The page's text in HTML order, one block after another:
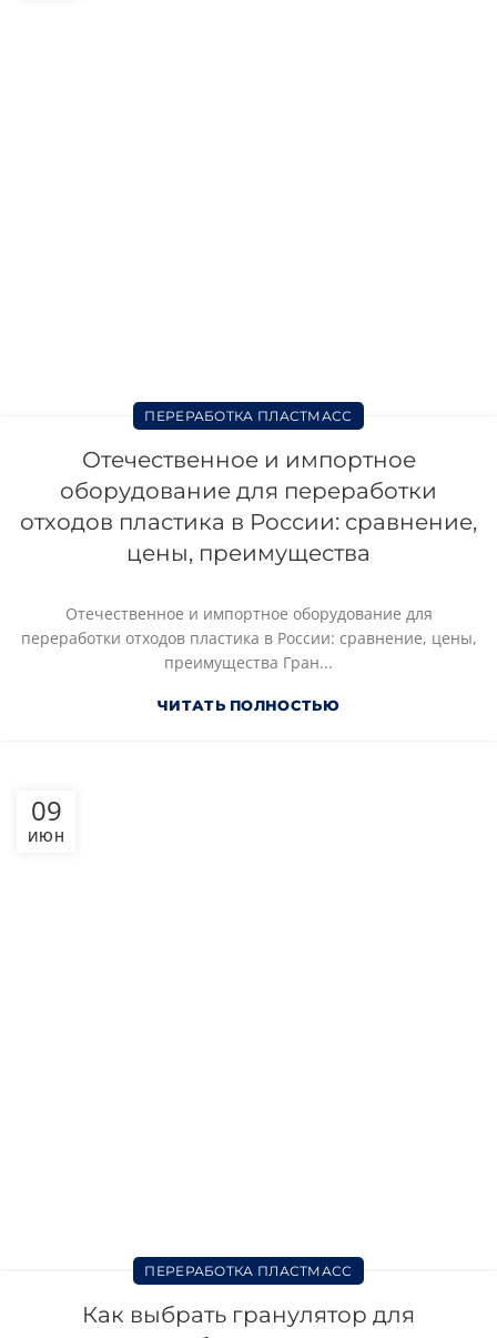
ПЕРЕРАБОТКА ПЛАСТМАСС
Отечественное и импортное
оборудование для переработки
отходов пластика в России: сравнение,
цены, преимущества
Отечественное и импортное оборудование для
переработки отходов пластика в России: сравнение, цены,
преимущества Гран...
ЧИТАТЬ ПОЛНОСТЬЮ
09
ИЮН
ПЕРЕРАБОТКА ПЛАСТМАСС
Как выбрать гранулятор для